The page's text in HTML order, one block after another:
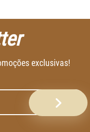
exclusivas!